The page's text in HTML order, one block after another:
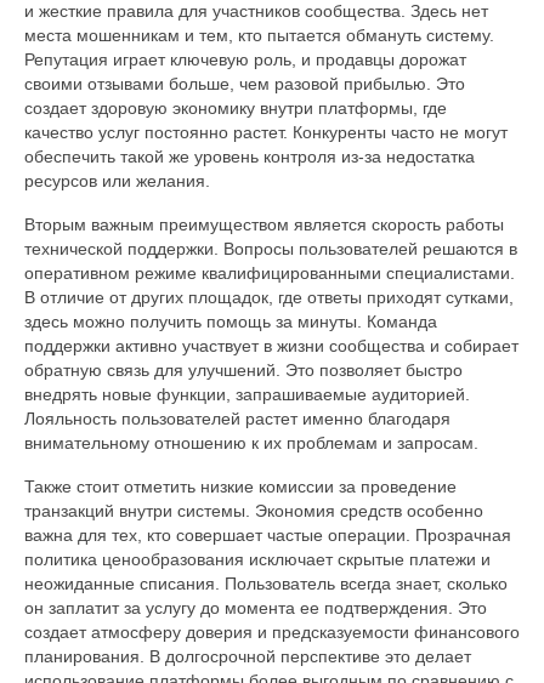
и жесткие правила для участников сообщества. Здесь нет
места мошенникам и тем, кто пытается обмануть систему.
Репутация играет ключевую роль, и продавцы дорожат
своими отзывами больше, чем разовой прибылью. Это
создает здоровую экономику внутри платформы, где
качество услуг постоянно растет. Конкуренты часто не могут
обеспечить такой же уровень контроля из-за недостатка
ресурсов или желания.
Вторым важным преимуществом является скорость работы
технической поддержки. Вопросы пользователей решаются в
оперативном режиме квалифицированными специалистами.
В отличие от других площадок, где ответы приходят сутками,
здесь можно получить помощь за минуты. Команда
поддержки активно участвует в жизни сообщества и собирает
обратную связь для улучшений. Это позволяет быстро
внедрять новые функции, запрашиваемые аудиторией.
Лояльность пользователей растет именно благодаря
внимательному отношению к их проблемам и запросам.
Также стоит отметить низкие комиссии за проведение
транзакций внутри системы. Экономия средств особенно
важна для тех, кто совершает частые операции. Прозрачная
политика ценообразования исключает скрытые платежи и
неожиданные списания. Пользователь всегда знает, сколько
он заплатит за услугу до момента ее подтверждения. Это
создает атмосферу доверия и предсказуемости финансового
планирования. В долгосрочной перспективе это делает